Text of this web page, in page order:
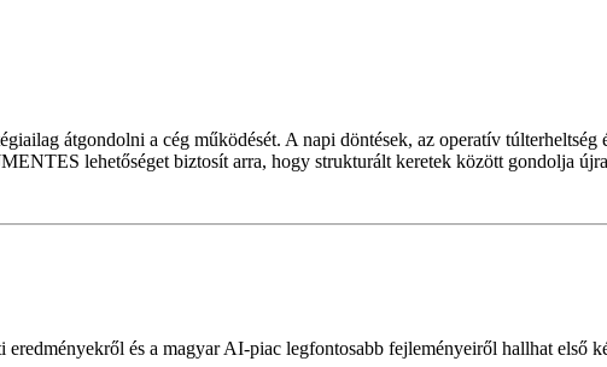
átgondolni a cég működését. A napi döntések, az operatív
lehetőséget biztosít arra, hogy strukturált keretek között gondolja
eredményekről és a magyar AI-piac legfontosabb fejleményeiről hallhat első